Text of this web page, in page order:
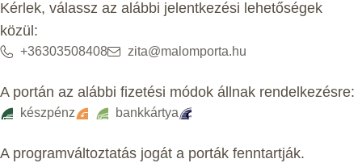
Kérlek, válassz az alábbi jelentkezési lehetőségek
közül:
+36303508408 zita@malomporta.hu
A portán az alábbi fizetési módok állnak rendelkezésre:
készpénz bankkártya
A programváltoztatás jogát a porták fenntartják.